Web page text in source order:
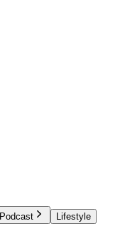
Podcast
Lifestyle